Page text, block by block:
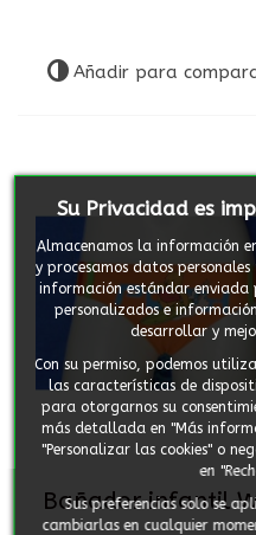
Su Privacidad es
Almacenamos la información
y procesamos datos
información estándar enviada
personalizados e
desarrollar y
Con su permiso, podemos
las características de
para otorgarnos su
más detallada en "Más
"Personalizar las cookies" o
en
Sus preferencias solo se
cambiarlas en cualquier
Añadir para
Bañador infantil